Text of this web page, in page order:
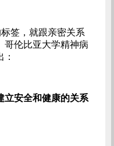
签，就跟亲密关系
哥伦比亚大学精神病
立安全和健康的关系